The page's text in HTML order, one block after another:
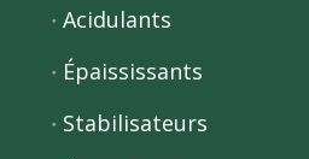
Acidulants
Épaississants
Stabilisateurs